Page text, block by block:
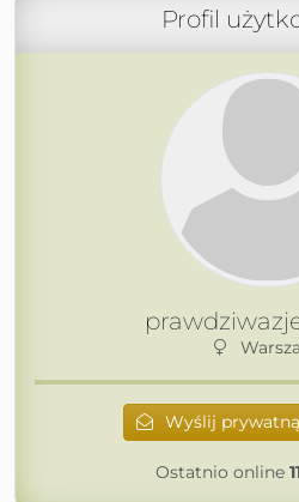
Profil
Wyślij
Ostatnio online